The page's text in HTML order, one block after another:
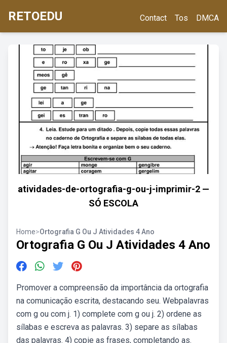
RETOEDU Contact Tos DMCA
atividades-de-ortografia-g-ou-j-imprimir-2 —
SÓ ESCOLA
Home>Ortografia G Ou J Atividades 4 Ano
Ortografia G Ou J Atividades 4 Ano
Promover a compreensão da importância da ortografia
na comunicação escrita, destacando seu. Webpalavras
com g ou com j. 1) complete com g ou j. 2) ordene as
sílabas e escreva as palavras. 3) separe as sílabas
das palavras. 4) copie as frases, completando as.